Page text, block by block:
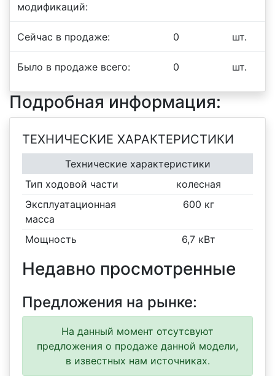
модификаций:
Сейчас в продаже: 0 шт.
Было в продаже всего: 0 шт.
Подробная информация:
ТЕХНИЧЕСКИЕ ХАРАКТЕРИСТИКИ
Технические характеристики
Тип ходовой части
колесная
Эксплуатационная
масса
600 кг
Мощность 6,7 кВт
Недавно просмотренные
Предложения на рынке:
На данный момент отсутсвуют
предложения о продаже данной модели,
в известных нам источниках.